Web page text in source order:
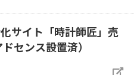
サイト「時計師匠」売
センス設置済）